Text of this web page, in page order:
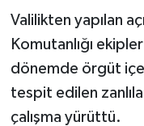
Valilikten yapılan
Komutanlığı
dönemde örgüt
tespit edilen
çalışma yürüttü.